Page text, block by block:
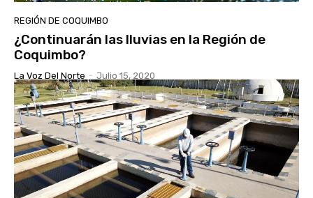
REGIÓN DE COQUIMBO
¿Continuarán las lluvias en la Región de
Coquimbo?
La Voz Del Norte - Julio 15, 2020